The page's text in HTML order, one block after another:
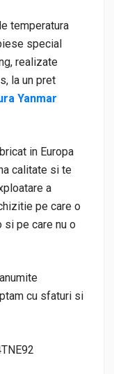
temperatura
special
realizate
la un pret
Yanmar
in Europa
calitate si te
a
pe care o
pe care nu o
cu sfaturi si